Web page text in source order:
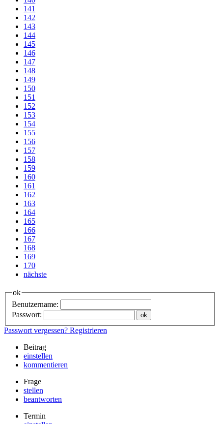
141
142
143
144
145
146
147
148
149
150
151
152
153
154
155
156
157
158
159
160
161
162
163
164
165
166
167
168
169
170
nächste
ok
Benutzername:
Passwort:
Passwort vergessen? Registrieren
Beitrag
einstellen
kommentieren
Frage
stellen
beantworten
Termin